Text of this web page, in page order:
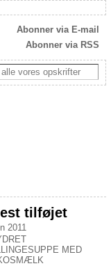
Abonner via E-mail
Abonner via RSS
tilføjet
2011
MED